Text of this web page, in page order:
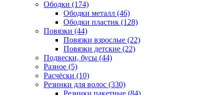
Ободки (174)
Ободки металл (46)
Ободки пластик (128)
Повязки (44)
Повязки взрослые (22)
Повязки детские (22)
Подвески, бусы (44)
Разное (5)
Расчёски (10)
Резинки для волос (330)
Резинки пакетные (84)